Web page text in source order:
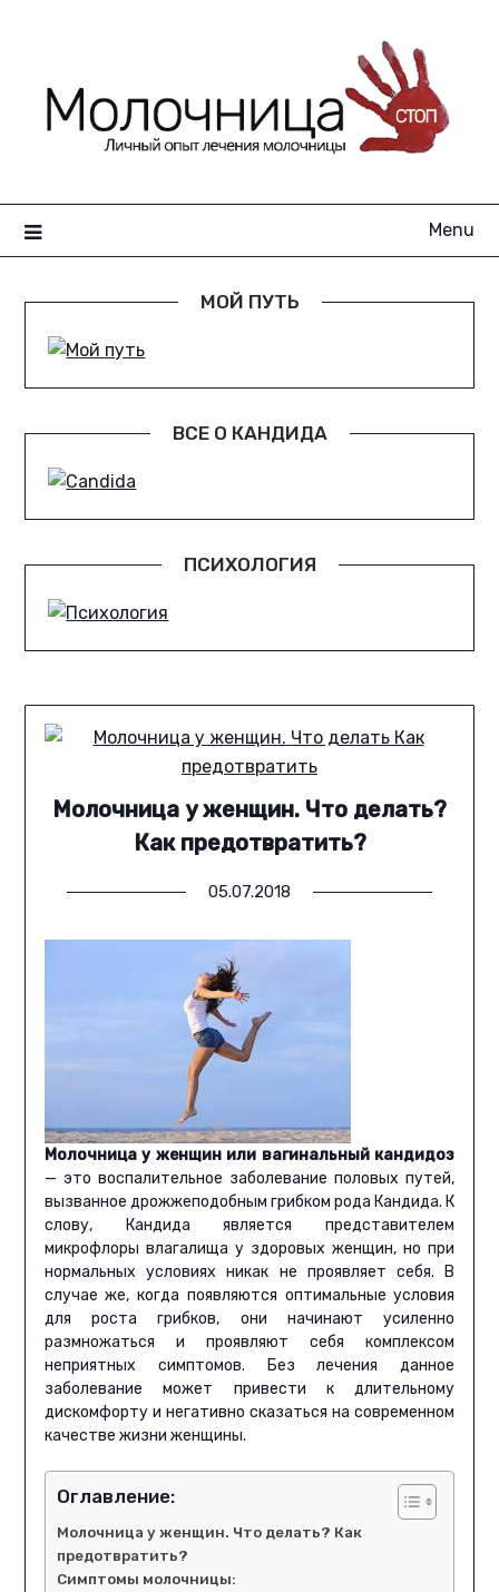
Menu
МОЙ ПУТЬ
ВСЕ О КАНДИДА
ПСИХОЛОГИЯ
Молочница у женщин. Что делать?
Как предотвратить?
05.07.2018
Молочница у женщин или вагинальный кандидоз
— это воспалительное заболевание половых путей,
вызванное дрожжеподобным грибком рода Кандида. К
слову, Кандида является представителем
микрофлоры влагалища у здоровых женщин, но при
нормальных условиях никак не проявляет себя. В
случае же, когда появляются оптимальные условия
для роста грибков, они начинают усиленно
размножаться и проявляют себя комплексом
неприятных симптомов. Без лечения данное
заболевание может привести к длительному
дискомфорту и негативно сказаться на современном
качестве жизни женщины.
Оглавление:
Молочница у женщин. Что делать? Как
предотвратить?
Симптомы молочницы: